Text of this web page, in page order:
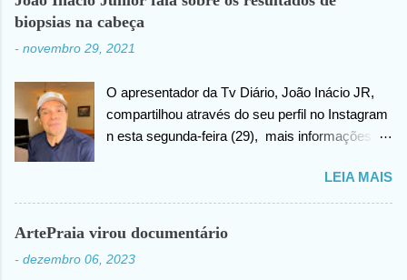
biopsias na cabeça
- novembro 29, 2021
O apresentador da Tv Diário, João Inácio JR,
compartilhou através do seu perfil no Instagram
n esta segunda-feira (29), mais informações
cabeça há alguns dias atrás. João confirma que
os resultados foram negativos para câncer de
cabeça, posteriormente ele agradece ao criador
outro momento no vídeo compartilhado na
LEIA MAIS
ArtePraia virou documentário
- dezembro 06, 2023